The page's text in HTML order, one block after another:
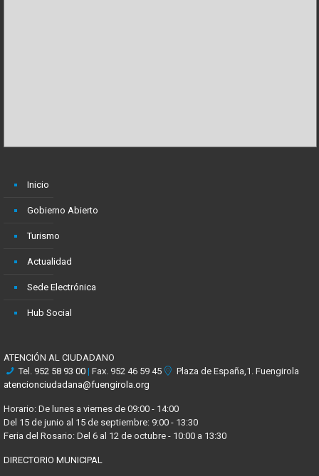
Inicio
Gobierno Abierto
Turismo
Actualidad
Sede Electrónica
Hub Social
ATENCIÓN AL CIUDADANO
Tel. 952 58 93 00 | Fax. 952 46 59 45
Plaza de España,1. Fuengirola
atencionciudadana@fuengirola.org
Horario: De lunes a viernes de 09:00 - 14:00
Del 15 de junio al 15 de septiembre: 9:00 - 13:30
Feria del Rosario: Del 6 al 12 de octubre - 10:00 a 13:30
DIRECTORIO MUNICIPAL